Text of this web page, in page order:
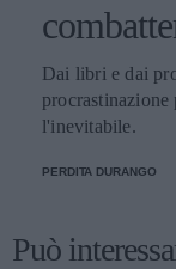
Dai libri e dai
procrastinazione
l'inevitabile.
PERDITA DURANGO
Può